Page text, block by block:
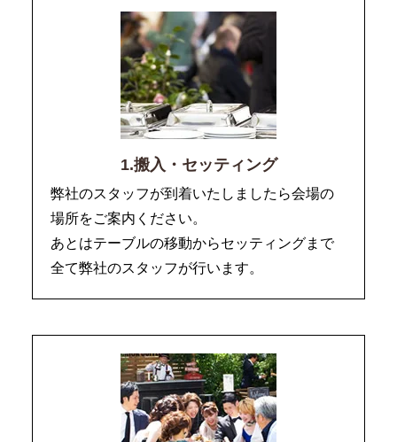
1.搬入・セッティング
弊社のスタッフが到着いたしましたら会場の
場所をご案内ください。
あとはテーブルの移動からセッティングまで
全て弊社のスタッフが行います。